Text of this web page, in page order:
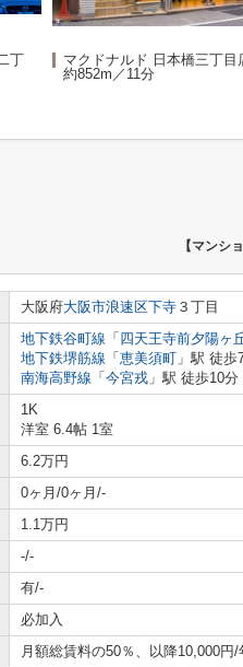
丁
マクドナルド 日本橋三丁目
約852m／11分
【マンシ
大阪府大阪市浪速区下寺 ３丁目
地下鉄谷町線 「 四天王寺前夕陽ヶ
地下鉄堺筋線 「 恵美須町 」駅 徒歩
南海高野線 「 今宮戎 」駅 徒歩10分
1K
洋室 6.4帖 1室
6.2万円
0ヶ月/0ヶ月/-
1.1万円
-/-
有/-
必加入
月額総賃料の50％、以降10,000円/